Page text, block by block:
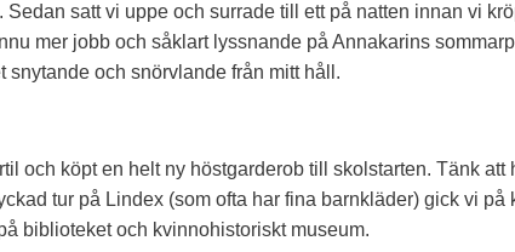
satt vi uppe och surrade till ett på natten innan vi
mer jobb och såklart lyssnande på Annakarins
och snörvlande från mitt håll.
och köpt en helt ny höstgarderob till skolstarten. Tänk att
tur på Lindex (som ofta har fina barnkläder) gick vi på
biblioteket och kvinnohistoriskt museum.